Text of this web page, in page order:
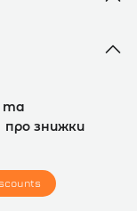
та
про знижки